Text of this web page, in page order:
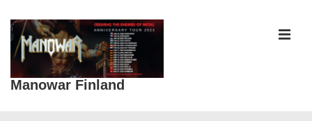
Siirry
pääsisältöön
Manowar Finland